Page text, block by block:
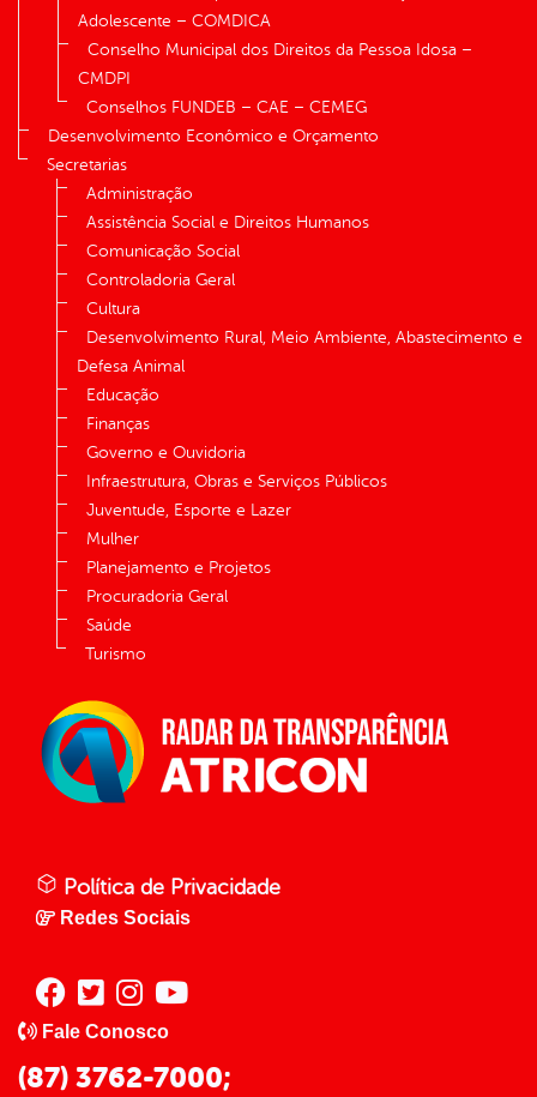
Adolescente – COMDICA
Conselho Municipal dos Direitos da Pessoa Idosa –
CMDPI
Conselhos FUNDEB – CAE – CEMEG
Desenvolvimento Econômico e Orçamento
Secretarias
Administração
Assistência Social e Direitos Humanos
Comunicação Social
Controladoria Geral
Cultura
Desenvolvimento Rural, Meio Ambiente, Abastecimento e
Defesa Animal
Educação
Finanças
Governo e Ouvidoria
Infraestrutura, Obras e Serviços Públicos
Juventude, Esporte e Lazer
Mulher
Planejamento e Projetos
Procuradoria Geral
Saúde
Turismo
Política de Privacidade
Redes Sociais
Fale Conosco
(87) 3762-7000;